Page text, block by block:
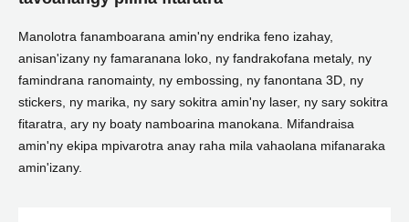
Manolotra fanamboarana amin'ny endrika feno izahay,
anisan'izany ny famaranana loko, ny fandrakofana metaly, ny
famindrana ranomainty, ny embossing, ny fanontana 3D, ny
stickers, ny marika, ny sary sokitra amin'ny laser, ny sary sokitra
fitaratra, ary ny boaty namboarina manokana. Mifandraisa
amin'ny ekipa mpivarotra anay raha mila vahaolana mifanaraka
amin'izany.